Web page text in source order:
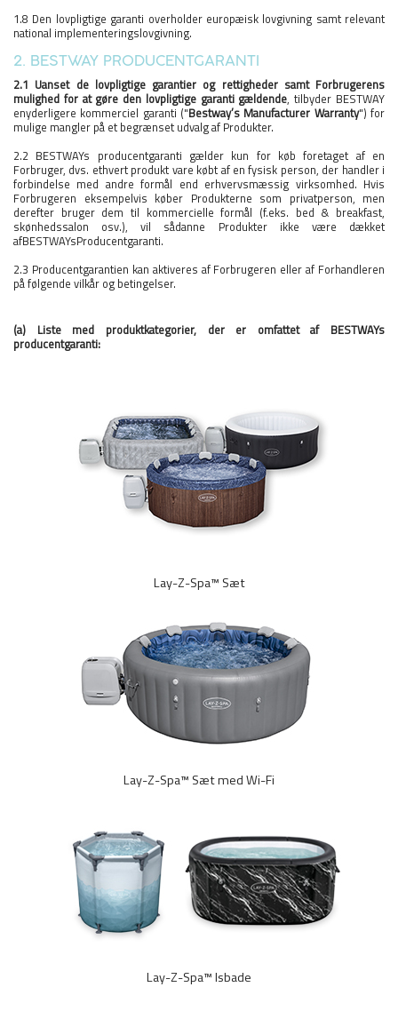
1.8 Den lovpligtige garanti overholder europæisk lovgivning samt relevant
national implementeringslovgivning.
2. BESTWAY PRODUCENTGARANTI
2.1 Uanset de lovpligtige garantier og rettigheder samt Forbrugerens
mulighed for at gøre den lovpligtige garanti gældende, tilbyder BESTWAY
enyderligere kommerciel garanti ("Bestway’s Manufacturer Warranty") for
mulige mangler på et begrænset udvalg af Produkter.
2.2 BESTWAYs producentgaranti gælder kun for køb foretaget af en
Forbruger, dvs. ethvert produkt vare købt af en fysisk person, der handler i
forbindelse med andre formål end erhvervsmæssig virksomhed. Hvis
Forbrugeren eksempelvis køber Produkterne som privatperson, men
derefter bruger dem til kommercielle formål (f.eks. bed & breakfast,
skønhedssalon osv.), vil sådanne Produkter ikke være dækket
afBESTWAYsProducentgaranti.
2.3 Producentgarantien kan aktiveres af Forbrugeren eller af Forhandleren
på følgende vilkår og betingelser.
(a) Liste med produktkategorier, der er omfattet af BESTWAYs
producentgaranti:
Lay-Z-Spa™ Sæt
Lay-Z-Spa™ Sæt med Wi-Fi
Lay-Z-Spa™ Isbade